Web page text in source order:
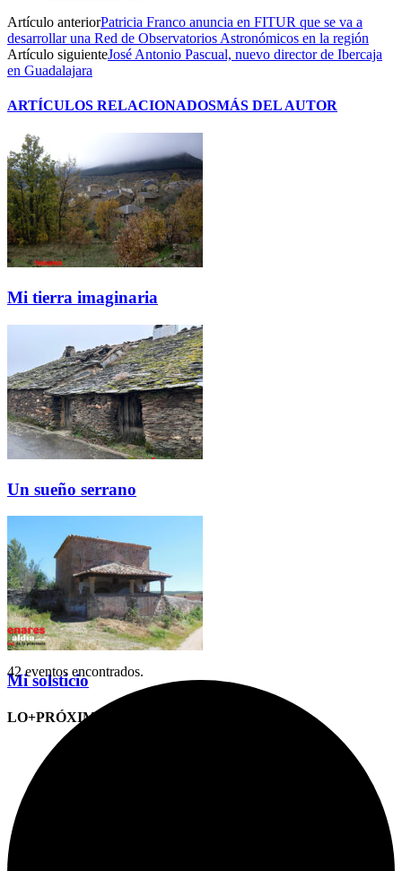
Artículo anteriorPatricia Franco anuncia en FITUR que se va a
desarrollar una Red de Observatorios Astronómicos en la región
Artículo siguienteJosé Antonio Pascual, nuevo director de Ibercaja
en Guadalajara
ARTÍCULOS RELACIONADOSMÁS DEL AUTOR
Mi tierra imaginaria
Un sueño serrano
Mi solsticio
LO+PRÓXIMO (CITAS)
42 eventos encontrados.